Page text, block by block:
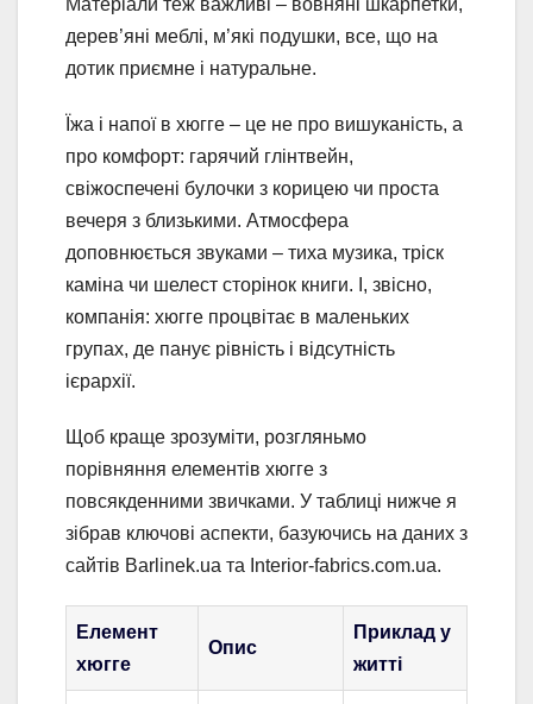
Матеріали теж важливі – вовняні шкарпетки,
дерев’яні меблі, м’які подушки, все, що на
дотик приємне і натуральне.
Їжа і напої в хюгге – це не про вишуканість, а
про комфорт: гарячий глінтвейн,
свіжоспечені булочки з корицею чи проста
вечеря з близькими. Атмосфера
доповнюється звуками – тиха музика, тріск
каміна чи шелест сторінок книги. І, звісно,
компанія: хюгге процвітає в маленьких
групах, де панує рівність і відсутність
ієрархії.
Щоб краще зрозуміти, розгляньмо
порівняння елементів хюгге з
повсякденними звичками. У таблиці нижче я
зібрав ключові аспекти, базуючись на даних з
сайтів Barlinek.ua та Interior-fabrics.com.ua.
Елемент
хюгге
Опис
Приклад у
житті